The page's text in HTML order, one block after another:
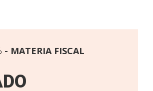
MATERIA FISCAL